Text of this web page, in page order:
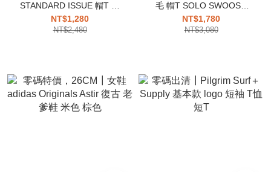
STANDARD ISSUE 帽T 長
袖 籃球 乾爽 抽繩 拉鍊口袋
黑 CV0865-010
NT$1,280
NT$2,480
毛 帽T SOLO SWOOSH
FLEECE PULL OVER
NT$1,780
NT$3,080